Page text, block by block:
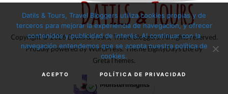
Copyright © 2026Datils & Tours, Travel Bloggers. All rights reserved.
Proudly powered byWordPress. ThemeEightyDays Liteby
GretaThemes.
Datils & Tours, Travel Bloggers utiliza cookies propias y de
terceros para mejorar la experiencia de navegación, y ofrecer
contenidos y publicidad de interés. Al continuar con la
navegación entendemos que se acepta nuestra política de
cookies.
ACEPTO POLÍTICA DE PRIVACIDAD